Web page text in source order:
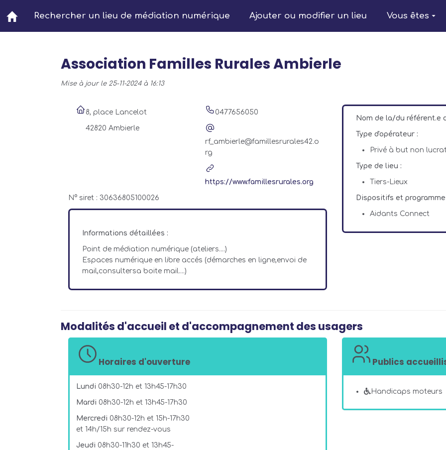
Aller au contenu principal
Rechercher un lieu de médiation numérique Ajouter ou modifier un lieu Vous êtes
Association Familles Rurales Ambierle
Mise à jour le 25-11-2024 à 16:13
8, place Lancelot
42820 Ambierle
0477656050
rf_ambierle@famillesrurales42.o
rg
https://www.famillesrurales.org
N° siret : 30636805100026
Informations détaillées :
Point de médiation numérique (ateliers....)
Espaces numérique en libre accés (démarches en ligne,envoi de
mail,consultersa boite mail....)
Nom de la/du référent.e
Type d'opérateur :
Privé à but non
Type de lieu :
Tiers-Lieux
Dispositifs et
Aidants Connect
Modalités d'accueil et d'accompagnement des usagers
Horaires d'ouverture
Lundi 08h30-12h et 13h45-17h30
Mardi 08h30-12h et 13h45-17h30
Mercredi 08h30-12h et 15h-17h30
et 14h/15h sur rendez-vous
Jeudi 08h30-11h30 et 13h45-
Publics
Handicaps moteurs